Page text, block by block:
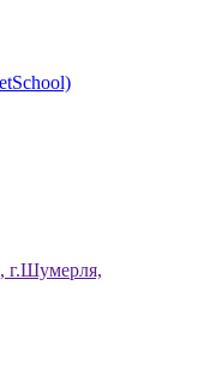
г.Шумерля,